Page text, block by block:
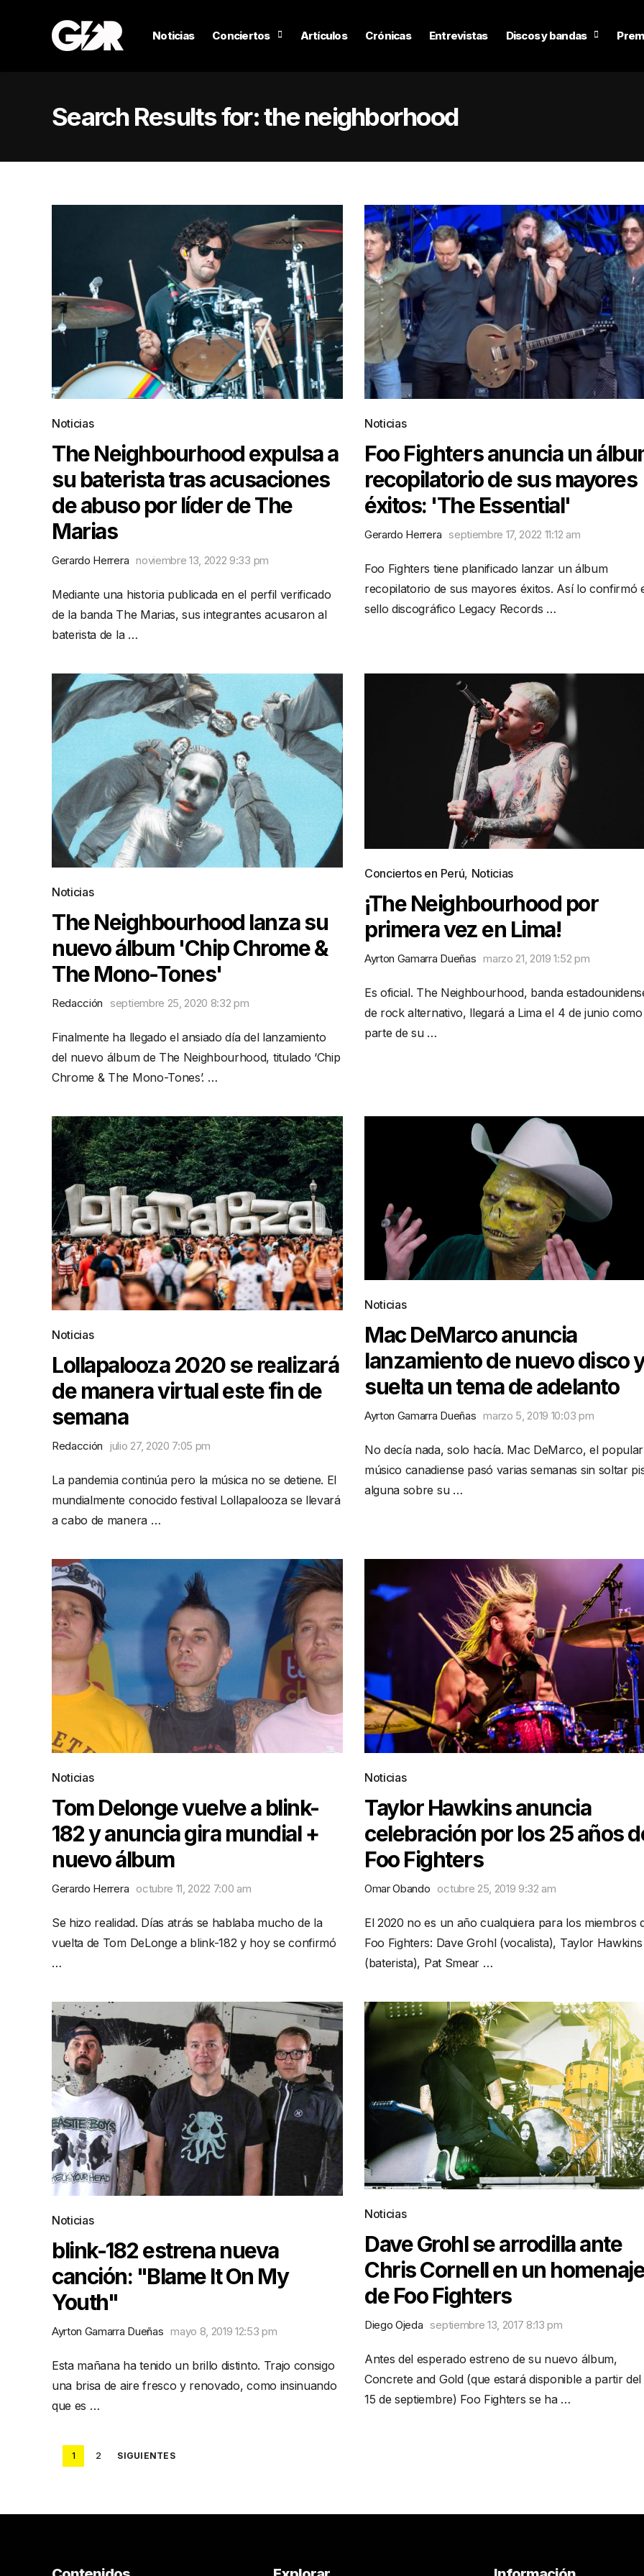
Noticias Conciertos Artículos Crónicas Entrevistas Discos y bandas
Search Results for:the neighborhood
Noticias
The Neighbourhood expulsa a
su baterista tras acusaciones
de abuso por líder de The
Marias
Gerardo Herrera noviembre 13, 2022 9:33 pm
Mediante una historia publicada en el perfil verificado
de la banda The Marias, sus integrantes acusaron al
baterista de la …
Noticias
Foo Fighters anuncia un
recopilatorio de sus mayores
éxitos: 'The Essential'
Gerardo Herrera septiembre 17, 2022 11:12 am
Foo Fighters tiene planificado lanzar un álbum
recopilatorio de sus mayores éxitos. Así lo confirmó
sello discográfico Legacy Records …
Noticias
The Neighbourhood lanza su
nuevo álbum 'Chip Chrome &
The Mono-Tones'
Redacción septiembre 25, 2020 8:32 pm
Finalmente ha llegado el ansiado día del lanzamiento
del nuevo álbum de The Neighbourhood, titulado ‘Chip
Chrome & The Mono-Tones’. …
Conciertos en Perú, Noticias
¡The Neighbourhood por
primera vez en Lima!
Ayrton Gamarra Dueñas marzo 21, 2019 1:52 pm
Es oficial. The Neighbourhood, banda
de rock alternativo, llegará a Lima el 4 de junio como
parte de su …
Noticias
Lollapalooza 2020 se realizará
de manera virtual este fin de
semana
Redacción julio 27, 2020 7:05 pm
La pandemia continúa pero la música no se detiene. El
mundialmente conocido festival Lollapalooza se llevará
a cabo de manera …
Noticias
Mac DeMarco anuncia
lanzamiento de nuevo disco y
suelta un tema de adelanto
Ayrton Gamarra Dueñas marzo 5, 2019 10:03 pm
No decía nada, solo hacía. Mac DeMarco, el popular
músico canadiense pasó varias semanas sin soltar
alguna sobre su …
Noticias
Tom Delonge vuelve a blink-
182 y anuncia gira mundial +
nuevo álbum
Gerardo Herrera octubre 11, 2022 7:00 am
Se hizo realidad. Días atrás se hablaba mucho de la
vuelta de Tom DeLonge a blink-182 y hoy se confirmó
…
Noticias
Taylor Hawkins anuncia
celebración por los 25 años
Foo Fighters
Omar Obando octubre 25, 2019 9:32 am
El 2020 no es un año cualquiera para los miembros
Foo Fighters: Dave Grohl (vocalista), Taylor Hawkins
(baterista), Pat Smear …
Noticias
blink-182 estrena nueva
canción: "Blame It On My
Youth"
Ayrton Gamarra Dueñas mayo 8, 2019 12:53 pm
Esta mañana ha tenido un brillo distinto. Trajo consigo
una brisa de aire fresco y renovado, como insinuando
que es …
Noticias
Dave Grohl se arrodilla ante
Chris Cornell en un homenaje
de Foo Fighters
Diego Ojeda septiembre 13, 2017 8:13 pm
Antes del esperado estreno de su nuevo álbum,
Concrete and Gold (que estará disponible a partir del
15 de septiembre) Foo Fighters se ha …
Posts
1 2 SIGUIENTES